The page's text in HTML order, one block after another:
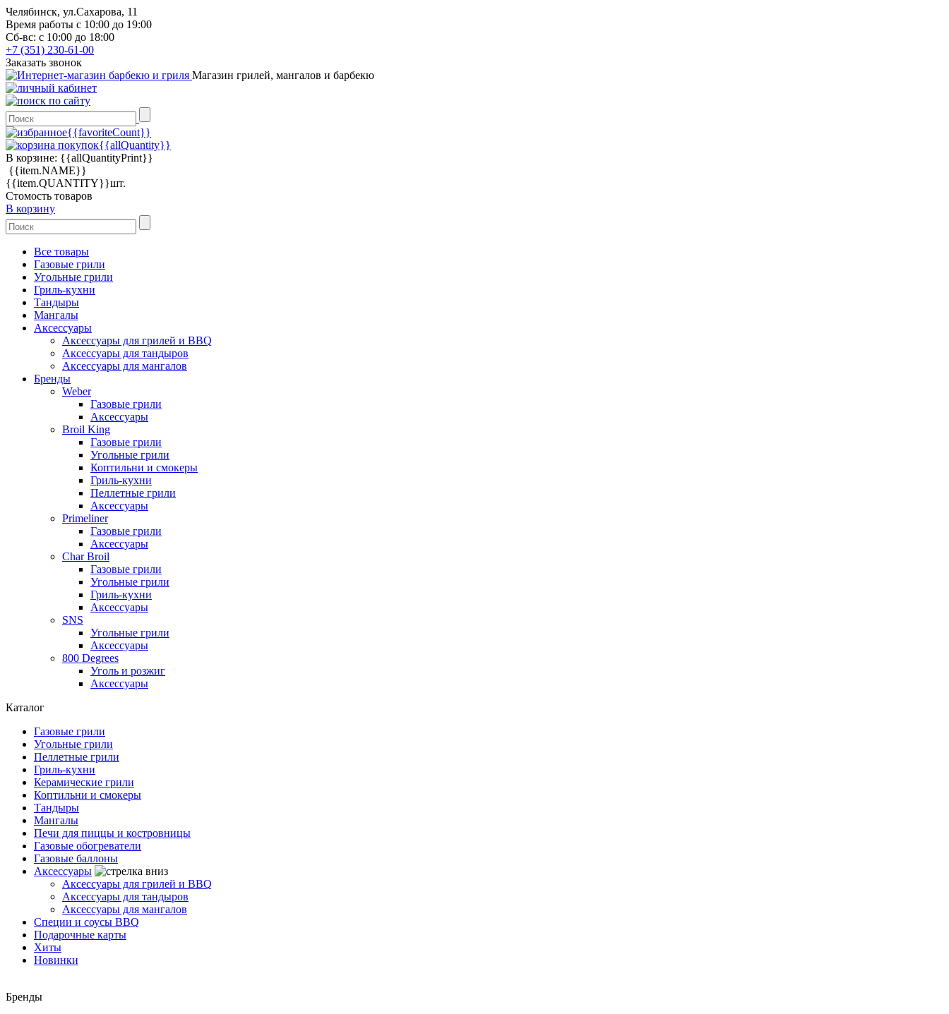
Челябинск, ул.Сахарова, 11
Время работы с 10:00 до 19:00
Сб-вс: с 10:00 до 18:00
+7 (351) 230-61-00
Заказать звонок
Магазин грилей, мангалов и барбекю
{{favoriteCount}}
{{allQuantity}}
В корзине: {{allQuantityPrint}}
{{item.NAME}}
{{item.QUANTITY}}шт.
Стомость товаров
В корзину
Все товары
Газовые грили
Угольные грили
Гриль-кухни
Тандыры
Мангалы
Аксессуары
Аксессуары для грилей и BBQ
Аксессуары для тандыров
Аксессуары для мангалов
Бренды
Weber
Газовые грили
Аксессуары
Broil King
Газовые грили
Угольные грили
Коптильни и смокеры
Гриль-кухни
Пеллетные грили
Аксессуары
Primeliner
Газовые грили
Аксессуары
Char Broil
Газовые грили
Угольные грили
Гриль-кухни
Аксессуары
SNS
Угольные грили
Аксессуары
800 Degrees
Уголь и розжиг
Аксессуары
Каталог
Газовые грили
Угольные грили
Пеллетные грили
Гриль-кухни
Керамические грили
Коптильни и смокеры
Тандыры
Мангалы
Печи для пиццы и костровницы
Газовые обогреватели
Газовые баллоны
Аксессуары
Аксессуары для грилей и BBQ
Аксессуары для тандыров
Аксессуары для мангалов
Специи и соусы BBQ
Подарочные карты
Хиты
Новинки
Бренды